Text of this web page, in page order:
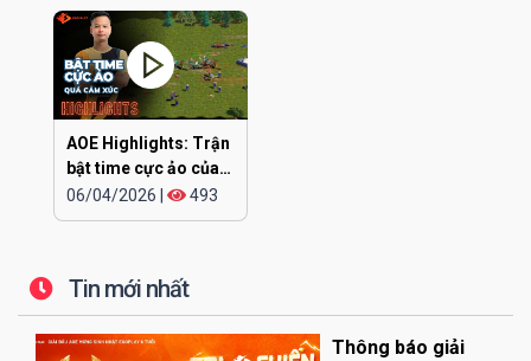
AOE Highlights: Trận
bật time cực ảo của
CHIP
06/04/2026 493
Tin mới nhất
Thông báo giải